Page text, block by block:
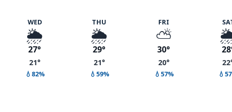
WED
🌦️
27°
21°
💧82%
THU
🌦️
29°
21°
💧59%
FRI
⛅
30°
20°
💧57%